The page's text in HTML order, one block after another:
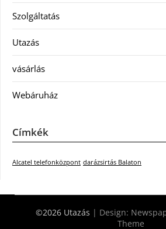
Szolgáltatás
Utazás
vásárlás
Webáruház
Címkék
Alcatel telefonközpont darázsirtás Balaton
©2026 Utazás | Design:
Theme